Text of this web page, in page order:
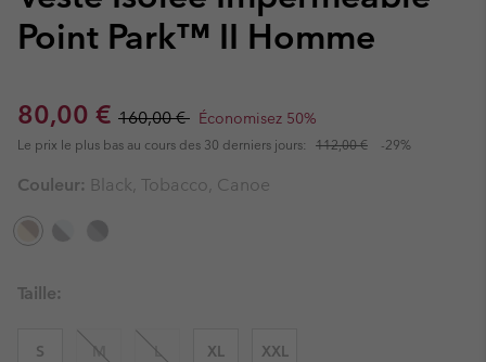
Point Park™ II Homme
Sale price:
80,00 € Regular price:
160,00 € Économisez 50%
Le prix le plus bas au cours des 30 derniers jours: 112,00 € -29%
Couleur: Black, Tobacco, Canoe
Taille:
S M L XL XXL